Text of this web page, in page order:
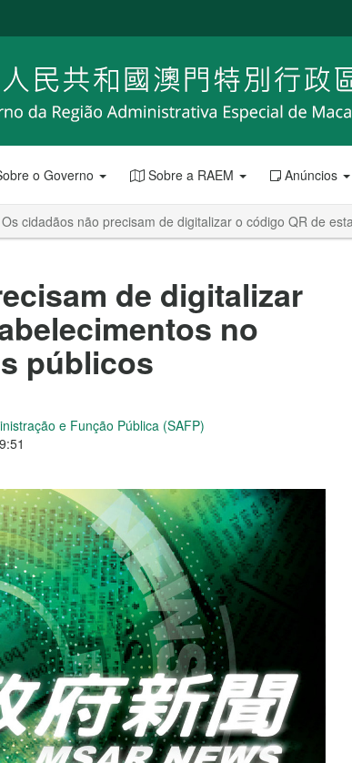
o Governo Sobre a RAEM Anúncios
Os cidadãos não precisam de digitalizar o código QR de
de digitalizar
no
públicos
e Função Pública (SAFP)